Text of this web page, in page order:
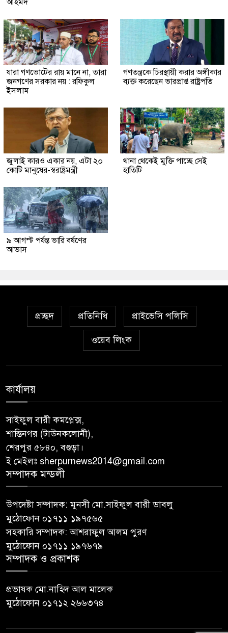
যারা গণভোটের রায় মানে না, তারা
জনগণের সরকার নয় : রফিকুল
ইসলাম
গণতন্ত্রকে চিরস্থায়ী করার অঙ্গীকার
ব্যক্ত করেছেন ভারপ্রাপ্ত রাষ্ট্রপতি
জুলাই কারও একার নয়, এটা ২০
কোটি মানুষের-স্বরাষ্ট্রমন্ত্রী
থানা থেকেই মুক্তি পাচ্ছে সেই
হাতিটি
৯ আগস্ট পর্যন্ত ভারি বর্ষণের
আভাস
প্রচ্ছদ প্রতিনিধি প্রাইভেসি পলিসি
ওয়েব লিংক
কার্যালয়
সাইফুল বারী কমপ্লেক্স,
শান্তিনগর (টাউনকলোনী),
শেরপুর ৫৮৪০, বগুড়া।
ই মেইলঃ sherpurnews2014@gmail.com
সম্পাদক মন্ডলী
উপদেষ্টা সম্পাদক: মুনসী মো.সাইফুল বারী ডাবলু
মুঠোফোন ০১৭১১ ১৯৭৫৬৫
সহকারি সম্পাদক: আশরাফুল আলম পুরণ
মুঠোফোন ০১৭১১ ১৯৭৬৭৯
সম্পাদক ও প্রকাশক
প্রভাষক মো.নাহিদ আল মালেক
মুঠোফোন ০১৭১২ ২৬৬৩৭৪